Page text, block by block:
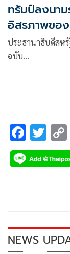
ทรัมป์ลงนา
อิสรภาพขอ
ประธานาธิบดีสห
ฉบับ…
F
ac
e
k
T
wi
tt
NEWS